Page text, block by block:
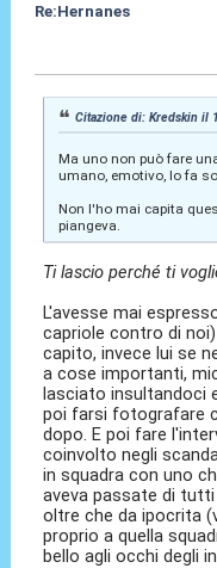
Re:Hernanes
Citazione di: Kredskin il
Ma uno non può fare
umano, emotivo, lo fa
Non l'ho mai capita
piangeva.
Ti lascio perché ti
L'avesse mai
capriole contro di
capito, invece lui se
a cose importanti,
lasciato insultandoci
poi farsi fotografare
dopo. E poi fare
coinvolto negli
in squadra con uno
aveva passate di
oltre che da ipocrita
proprio a quella
bello agli occhi degli